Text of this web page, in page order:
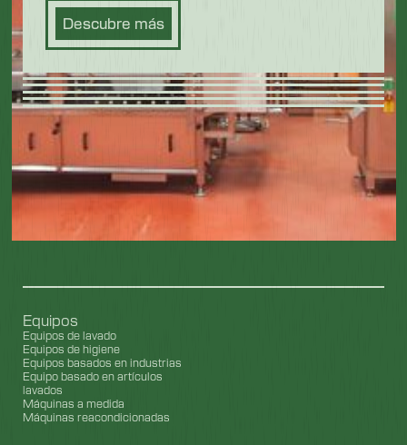
Descubre más
Equipos
Equipos de lavado
Equipos de higiene
Equipos basados en industrias
Equipo basado en artículos
lavados
Máquinas a medida
Máquinas reacondicionadas